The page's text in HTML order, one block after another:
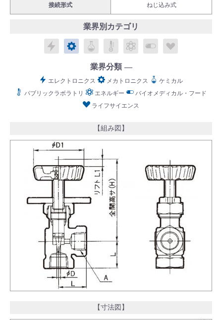
languageLanguage：日本語／English
接続形式 ねじ込み式
業界別カテゴリ
エレクトロニクス
メカトロニクス
ケミカルパブリックラボラトリ
エネルギーバイオメディカ
業界分類
エレクトロニクス メカトロニクス
ケミカル
パブリックラボラトリ
エネルギー
バイオメディカル・フード
ライフサイエンス
【組み図】
【寸法図】